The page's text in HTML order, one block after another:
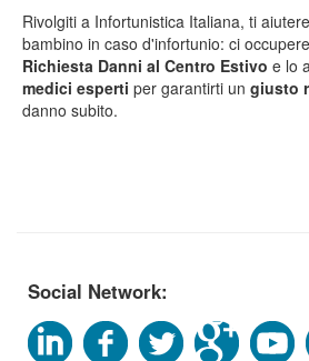
Rivolgiti a Infortunistica Italiana, ti
bambino in caso d'infortunio: ci
Richiesta Danni al Centro Estivo e lo
medici esperti per garantirti un giusto
danno subito.
Social Network: